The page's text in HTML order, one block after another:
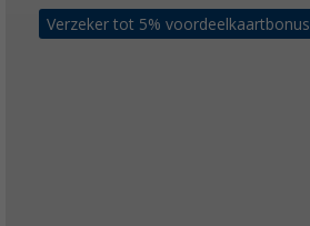
Verzeker tot 5% voordeelkaartbonus